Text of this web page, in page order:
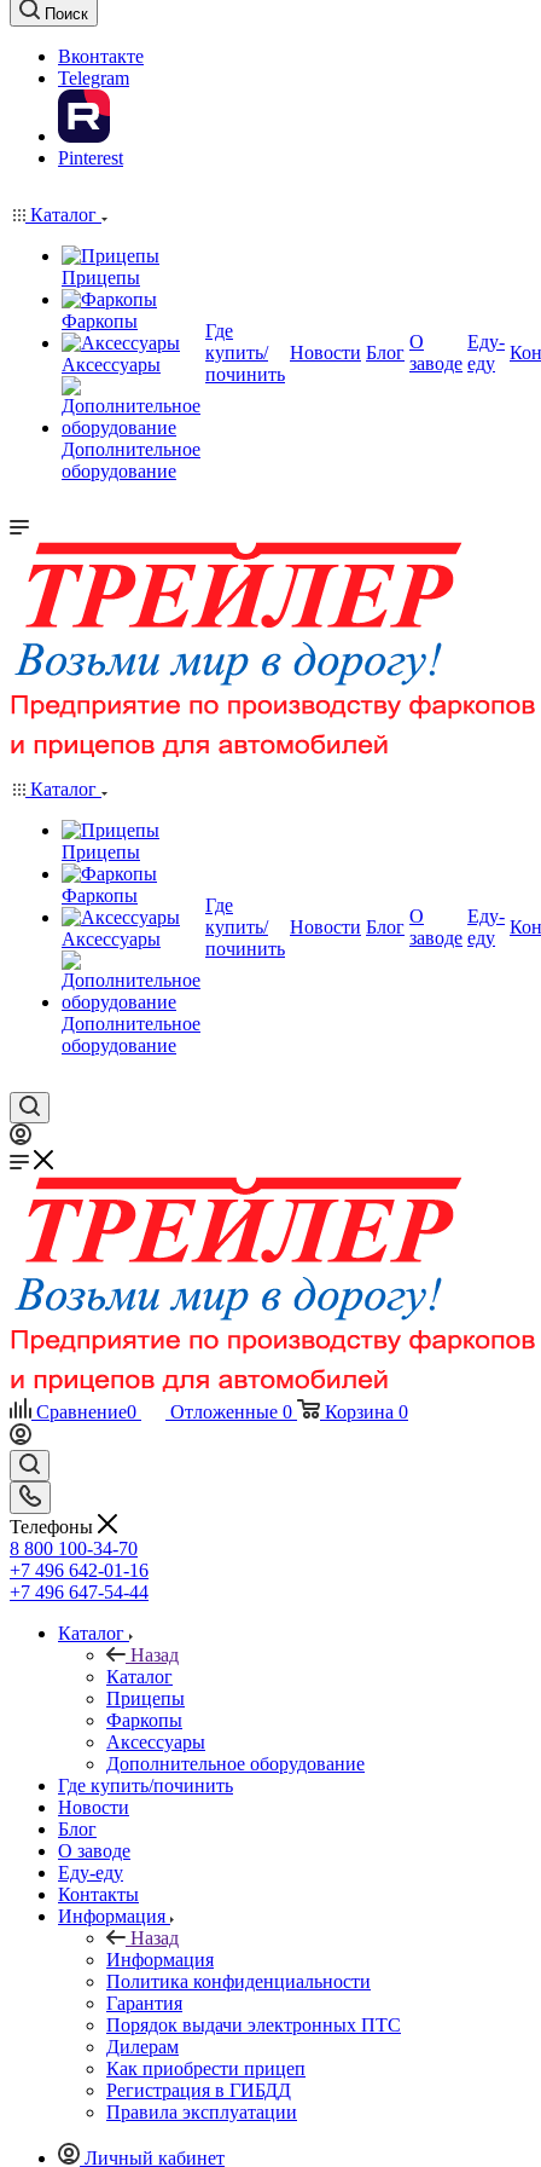
Поиск
Вконтакте
Telegram
Pinterest
Каталог
Прицепы
Фаркопы
Аксессуары
Дополнительное
оборудование
Где
купить/
починить
Новости Блог
О
заводе
Еду-
еду
Каталог
Прицепы
Фаркопы
Аксессуары
Дополнительное
оборудование
Где
купить/
починить
Новости Блог
О
заводе
Еду-
еду
Сравнение0 Отложенные 0 Корзина 0
Телефоны
8 800 100-34-70
+7 496 642-01-16
+7 496 647-54-44
Каталог
Назад
Каталог
Прицепы
Фаркопы
Аксессуары
Дополнительное оборудование
Где купить/починить
Новости
Блог
О заводе
Еду-еду
Контакты
Информация
Назад
Информация
Политика конфиденциальности
Гарантия
Порядок выдачи электронных ПТС
Дилерам
Как приобрести прицеп
Регистрация в ГИБДД
Правила эксплуатации
Личный кабинет